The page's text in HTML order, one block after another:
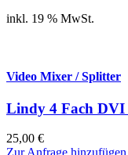
inkl. 19 % MwSt.
Video Mixer / Splitter
Lindy 4 Fach DVI
25,00 €